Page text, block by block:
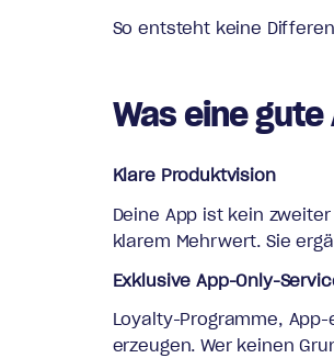
So entsteht keine
Was eine
Klare Produktvision
Deine App ist kein
klarem Mehrwert. Sie
Exklusive App-Only-
Loyalty-Programme,
erzeugen. Wer keinen